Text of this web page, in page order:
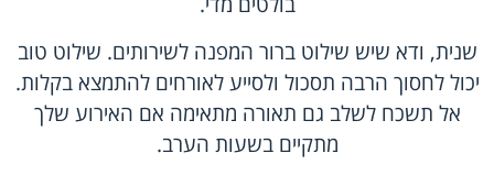
שנית, ודא שיש שילוט ברור המפנה לשירותים. שילוט טוב
יכול לחסוך הרבה תסכול ולסייע לאורחים להתמצא בקלות.
אל תשכח לשלב גם תאורה מתאימה אם האירוע שלך
מתקיים בשעות הערב.